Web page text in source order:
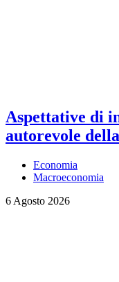
Aspettative di
autorevole
Economia
Macroeconomia
6 Agosto 2026